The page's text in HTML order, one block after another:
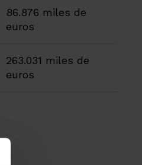
86.876 miles de
euros
263.031 miles de
euros